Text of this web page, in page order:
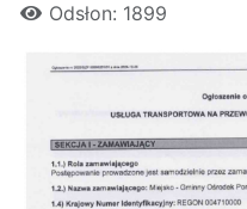
Odsłon: 1899